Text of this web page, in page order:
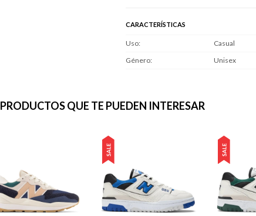
CARACTERÍSTICAS
Uso
Casual
Género
Unisex
PRODUCTOS QUE TE PUEDEN INTERESAR